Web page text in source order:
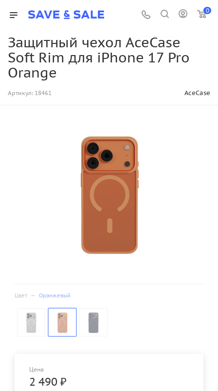
0
Защитный чехол AceCase
Soft Rim для iPhone 17 Pro
Orange
Артикул: 18461 AceCase
Цвет — Оранжевый
Цена
2 490 ₽